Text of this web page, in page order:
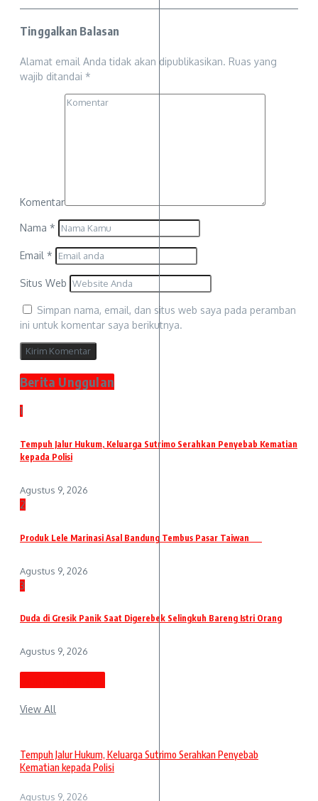
Tinggalkan Balasan
Alamat email Anda tidak akan dipublikasikan. Ruas yang
wajib ditandai *
Komentar
Nama *
Email *
Situs Web
Simpan nama, email, dan situs web saya pada peramban
ini untuk komentar saya berikutnya.
Berita Unggulan
1
Tempuh Jalur Hukum, Keluarga Sutrimo Serahkan Penyebab Kematian
kepada Polisi
Agustus 9, 2026
2
Produk Lele Marinasi Asal Bandung Tembus Pasar Taiwan
Agustus 9, 2026
3
Duda di Gresik Panik Saat Digerebek Selingkuh Bareng Istri Orang
Agustus 9, 2026
View All
Tempuh Jalur Hukum, Keluarga Sutrimo Serahkan Penyebab
Kematian kepada Polisi
Agustus 9, 2026